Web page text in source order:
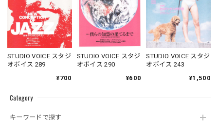
Category
キーワードで探す
STUDIO VOICE スタジ
オボイス 289
¥700
STUDIO VOICE スタジ
オボイス 290
¥600
STUDIO VOICE スタジ
オボイス 243
¥1,500